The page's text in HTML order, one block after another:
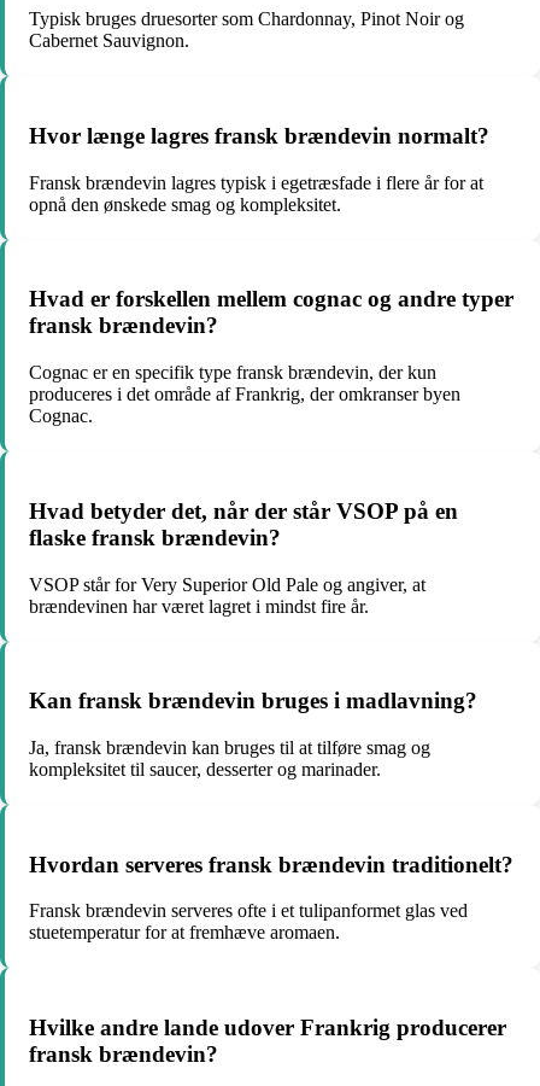
Typisk bruges druesorter som Chardonnay, Pinot Noir og
Cabernet Sauvignon.
Hvor længe lagres fransk brændevin normalt?
Fransk brændevin lagres typisk i egetræsfade i flere år for at
opnå den ønskede smag og kompleksitet.
Hvad er forskellen mellem cognac og andre typer
fransk brændevin?
Cognac er en specifik type fransk brændevin, der kun
produceres i det område af Frankrig, der omkranser byen
Cognac.
Hvad betyder det, når der står VSOP på en
flaske fransk brændevin?
VSOP står for Very Superior Old Pale og angiver, at
brændevinen har været lagret i mindst fire år.
Kan fransk brændevin bruges i madlavning?
Ja, fransk brændevin kan bruges til at tilføre smag og
kompleksitet til saucer, desserter og marinader.
Hvordan serveres fransk brændevin traditionelt?
Fransk brændevin serveres ofte i et tulipanformet glas ved
stuetemperatur for at fremhæve aromaen.
Hvilke andre lande udover Frankrig producerer
fransk brændevin?